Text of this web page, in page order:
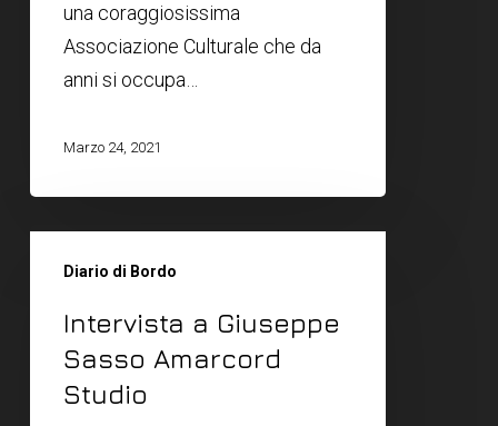
una coraggiosissima
Associazione Culturale che da
anni si occupa…
Marzo 24, 2021
Diario di Bordo
Intervista a Giuseppe
Sasso Amarcord
Studio